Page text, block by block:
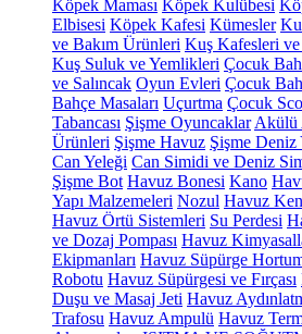
Köpek Maması Köpek Kulübesi
Elbisesi Köpek Kafesi Kümesler
ve Bakım Ürünleri Kuş Kafesleri ve
Kuş Suluk ve Yemlikleri Çocuk
ve Salıncak Oyun Evleri Çocuk
Bahçe Masaları Uçurtma Çocuk
Tabancası Şişme Oyuncaklar Akülü
Ürünleri Şişme Havuz Şişme Deniz
Can Yeleği Can Simidi ve Deniz
Şişme Bot Havuz Bonesi Kano
Yapı Malzemeleri Nozul Havuz
Havuz Örtü Sistemleri Su Perdesi
ve Dozaj Pompası Havuz
Ekipmanları Havuz Süpürge
Robotu Havuz Süpürgesi ve Fırçası
Duşu ve Masaj Jeti Havuz
Trafosu Havuz Ampulü Havuz